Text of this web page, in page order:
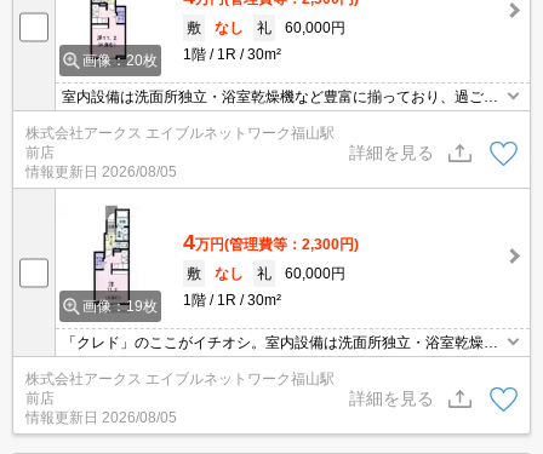
画像：20枚
敷
なし 礼
60,000円
1階
1R 30m²
室内設備は洗面所独立・浴室乾燥機など豊富に揃っており、過ごし
やすいお部屋になっております。来客が一目でわかるTVインターホ
ン付き。共用部には宅配ボックスが備え付けられているため、忙し
くて在宅可時間が少なくても荷物を受け取れます。オシャレなワン
ルームでの一人暮らしはとても快適です。バルコニーをご活用いた
だけます。
株式会社アークス エイブルネットワーク福山駅
前店
情報更新日 2026/08/05
詳細を見る
画像：19枚
4万円(管理費等：2,300円)
敷
なし 礼
60,000円
1階
1R 30m²
「クレド」のここがイチオシ。室内設備は洗面所独立・浴室乾燥機
など充実した設備を備え付けています。不在時でも荷物を受け取れ
るため、時間調整の手間が省ける宅配ボックスを備えております。
TVインターホンで、モニターから来訪者が確認できます。敷地内に
居住者用の駐輪場がある物件です。
株式会社アークス エイブルネットワーク福山駅
前店
情報更新日 2026/08/05
詳細を見る